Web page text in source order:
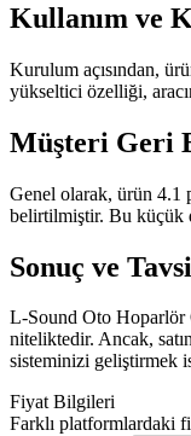
Kullanım ve
Kurulum açısından,
yükseltici özelliği,
Müşteri Geri
Genel olarak, ürün 4.1
belirtilmiştir. Bu küçük
Sonuç ve
L-Sound Oto Hoparlör
niteliktedir. Ancak,
sisteminizi geliştirmek
Fiyat Bilgileri
Farklı platformlardaki